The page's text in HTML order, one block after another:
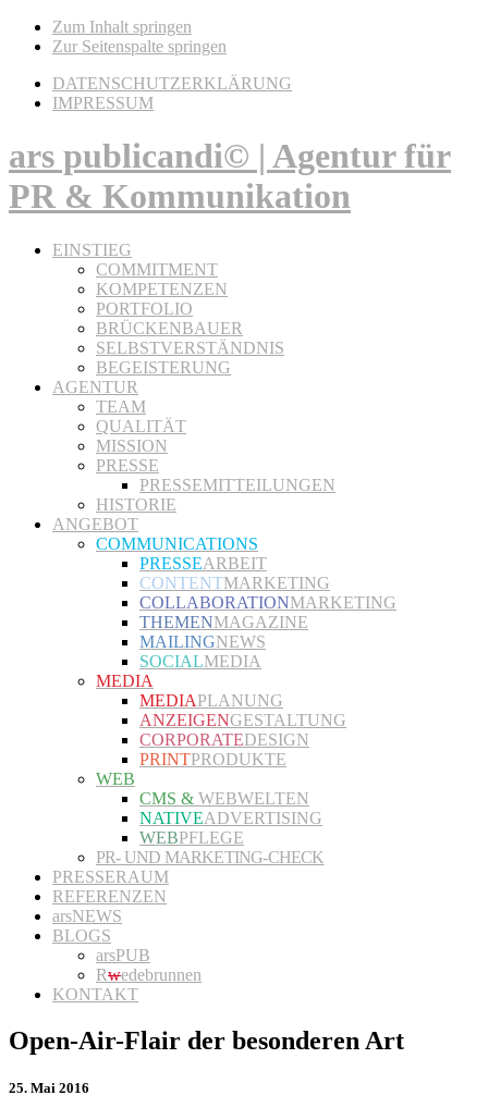
Zum Inhalt springen
Zur Seitenspalte springen
DATENSCHUTZERKLÄRUNG
IMPRESSUM
ars publicandi© | Agentur für
PR & Kommunikation
EINSTIEG
COMMITMENT
KOMPETENZEN
PORTFOLIO
BRÜCKENBAUER
SELBSTVERSTÄNDNIS
BEGEISTERUNG
AGENTUR
TEAM
QUALITÄT
MISSION
PRESSE
PRESSEMITTEILUNGEN
HISTORIE
ANGEBOT
COMMUNICATIONS
PRESSEARBEIT
CONTENTMARKETING
COLLABORATIONMARKETING
THEMENMAGAZINE
MAILINGNEWS
SOCIALMEDIA
MEDIA
MEDIAPLANUNG
ANZEIGENGESTALTUNG
CORPORATEDESIGN
PRINTPRODUKTE
WEB
CMS & WEBWELTEN
NATIVEADVERTISING
WEBPFLEGE
PR- UND MARKETING-CHECK
PRESSERAUM
REFERENZEN
arsNEWS
BLOGS
arsPUB
Rwedebrunnen
KONTAKT
Open-Air-Flair der besonderen Art
25. Mai 2016